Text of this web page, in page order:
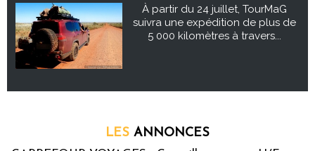
À partir du 24 juillet, TourMaG
suivra une expédition de plus de
5 000 kilomètres à travers...
LES ANNONCES